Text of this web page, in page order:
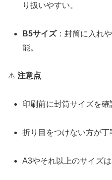
り扱いやすい。
B5サイズ：封筒に入れ
能。
⚠️ 注意点
印刷前に封筒サイズを確
折り目をつけない方が丁
A3やそれ以上のサイズ